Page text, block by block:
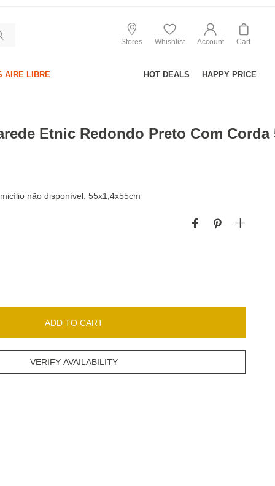
Stores Whishlist Account Cart
AIRE LIBRE HOT DEALS HAPPY PRICE
Etnic Redondo Preto Com Corda
não disponível. 55x1,4x55cm
ADD TO CART
VERIFY AVAILABILITY